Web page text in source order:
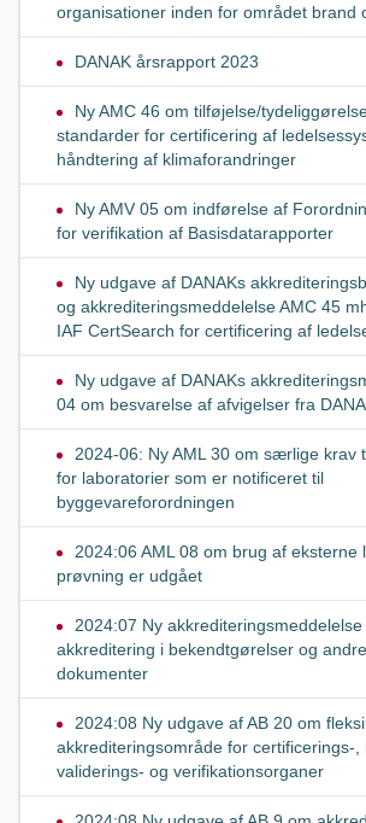
organisationer inden for området brand
DANAK årsrapport 2023
Ny AMC 46 om tilføjelse/
standarder for certificering af
håndtering af klimaforandringer
Ny AMV 05 om indførelse af
for verifikation af Basisdatarapporter
Ny udgave af DANAKs
og akkrediteringsmeddelelse AMC 45
IAF CertSearch for certificering af
Ny udgave af DANAKs
04 om besvarelse af afvigelser fra
2024-06: Ny AML 30 om særlige krav
for laboratorier som er notificeret til
byggevareforordningen
2024:06 AML 08 om brug af eksterne
prøvning er udgået
2024:07 Ny
akkreditering i bekendtgørelser og
dokumenter
2024:08 Ny udgave af AB 20 om
akkrediteringsområde for certificerings-,
validerings- og verifikationsorganer